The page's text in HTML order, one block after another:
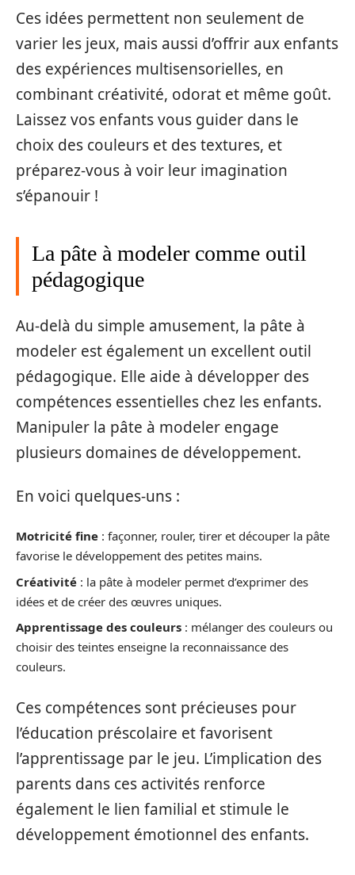
Ces idées permettent non seulement de
varier les jeux, mais aussi d’offrir aux enfants
des expériences multisensorielles, en
combinant créativité, odorat et même goût.
Laissez vos enfants vous guider dans le
choix des couleurs et des textures, et
préparez-vous à voir leur imagination
s’épanouir !
La pâte à modeler comme outil
pédagogique
Au-delà du simple amusement, la pâte à
modeler est également un excellent outil
pédagogique. Elle aide à développer des
compétences essentielles chez les enfants.
Manipuler la pâte à modeler engage
plusieurs domaines de développement.
En voici quelques-uns :
Motricité fine : façonner, rouler, tirer et découper la pâte
favorise le développement des petites mains.
Créativité : la pâte à modeler permet d’exprimer des
idées et de créer des œuvres uniques.
Apprentissage des couleurs : mélanger des couleurs ou
choisir des teintes enseigne la reconnaissance des
couleurs.
Ces compétences sont précieuses pour
l’éducation préscolaire et favorisent
l’apprentissage par le jeu. L’implication des
parents dans ces activités renforce
également le lien familial et stimule le
développement émotionnel des enfants.